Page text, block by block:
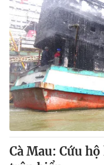
Cà Mau: Cứu